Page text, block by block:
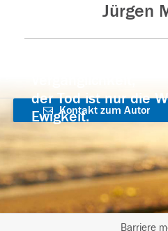
Jürgen
der Tod ist nur die
Ewigkeit.
Kontakt zum Autor
aufnehmen
Barriere